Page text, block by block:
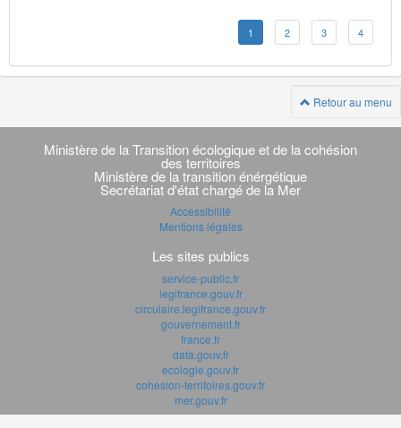
1 2 3 4
Retour au menu
Navigation
transverse
Ministère de la Transition écologique et de la cohésion
des territoires
Ministère de la transition énérgétique
Secrétariat d'état chargé de la Mer
Accessibilité
Mentions légales
Les sites publics
service-public.fr
legifrance.gouv.fr
circulaire.legifrance.gouv.fr
gouvernement.fr
france.fr
data.gouv.fr
ecologie.gouv.fr
cohesion-territoires.gouv.fr
mer.gouv.fr